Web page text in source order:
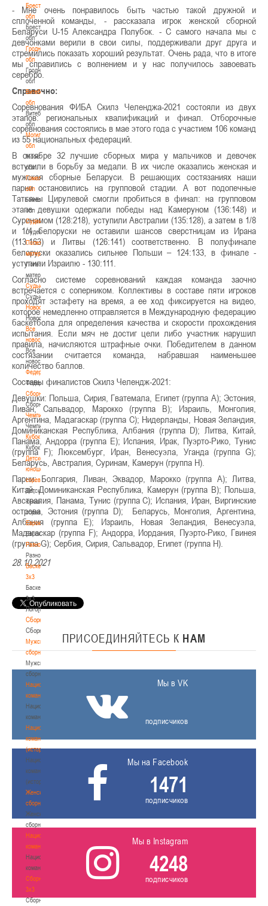
Брестская
обл
Брестская
обл
Гродненская
обл
Гродненская
обл
Витебская
обл
Витебская
обл
Могилевская
обл
Могилевская
обл
Гомельская
обл
Гомельская
обл
Судейство
Судейство
Полезные
материалы
Полезные
материалы
Судьи
Судьи
Новости
Новости
Все
новости
Все
новости
Федерация
Федерация
Сборные
Сборные
Чемпионат
Чемпионат
Кубок
Кубок
Детско-
юношеские
соревнования
Детско-
юношеские
соревнования
Еврокубки
Еврокубки
Разное
Разное
Баскетбол
3х3
Баскетбол
3х3
Лого[modid=121]
Сборные
Сборные
Мужские
сборные
Мужские
сборные
Национальная
команда
Национальная
команда
Национальная
команда
(история)
Национальная
команда
(история)
Женские
сборные
Женские
сборные
Национальная
команда
Национальная
команда
Сборные
3х3
Сборные
- Мне очень понравилось быть частью такой дружной и
сплоченной команды, - рассказала игрок женской сборной
Беларуси U-15 Александра Полубок. - С самого начала мы с
девчонками верили в свои силы, поддерживали друг друга и
стремились показать хороший результат. Очень рада, что в итоге
мы справились с волнением и у нас получилось завоевать
серебро.
Справочно:
Соревнования ФИБА Скилз Челенджа-2021 состояли из двух
этапов: региональных квалификаций и финал. Отборочные
соревнования состоялись в мае этого года с участием 106 команд
из 55 национальных федераций.
В октябре 32 лучшие сборных мира у мальчиков и девочек
вступили в борьбу за медали. В их числе оказались женская и
мужская сборные Беларуси. В решающих состязаниях наши
парни остановились на групповой стадии. А вот подопечные
Татьяны Цирулевой смогли пробиться в финал: на групповом
этапе девушки одержали победы над Камеруном (136:148) и
Суринамом (128:218), уступили Австралии (135:128), а затем в 1/8
и 1/4 белоруски не оставили шансов сверстницам из Ирана
(113:163) и Литвы (126:141) соответственно. В полуфинале
белоруски оказались сильнее Польши – 124:133, в финале -
уступили Израилю - 130:111.
Согласно системе соревнований каждая команда заочно
встречается с соперником. Коллективы в составе пяти игроков
проходят эстафету на время, а ее ход фиксируется на видео,
которое немедленно отправляется в Международную федерацию
баскетбола для определения качества и скорости прохождения
испытания. Если мяч не достиг цели либо участник нарушил
правила, начисляются штрафные очки. Победителем в данном
состязании считается команда, набравшая наименьшее
количество баллов.
Составы финалистов Скилз Челендж-2021:
Девушки: Польша, Сирия, Гватемала, Египет (группа А); Эстония,
Ливан, Сальвадор, Марокко (группа В); Израиль, Монголия,
Аргентина, Мадагаскар (группа С); Нидерланды, Новая Зеландия,
Доминиканская Республика, Албания (группа D); Литва, Китай,
Панама, Андорра (группа Е); Испания, Ирак, Пуэрто-Рико, Тунис
(группа F); Люксембург, Иран, Венесуэла, Уганда (группа G);
Беларусь, Австралия, Суринам, Камерун (группа Н).
Парни: Болгария, Ливан, Эквадор, Марокко (группа А); Литва,
Китай, Доминиканская Республика, Камерун (группа В); Польша,
Австралия, Панама, Тунис (группа С); Испания, Иран, Виргинские
острова, Эстония (группа D); Беларусь, Монголия, Аргентина,
Албания (группа Е); Израиль, Новая Зеландия, Венесуэла,
Мадагаскар (группа F); Андорра, Иордания, Пуэрто-Рико, Гвинея
(группа G); Сербия, Сирия, Сальвадор, Египет (группа Н).
28.10.2021
ПРИСОЕДИНЯЙТЕСЬ К НАМ
Мы в VK
подписчиков
Мы на Facebook
1471
подписчиков
Мы в Instagram
4248
подписчиков